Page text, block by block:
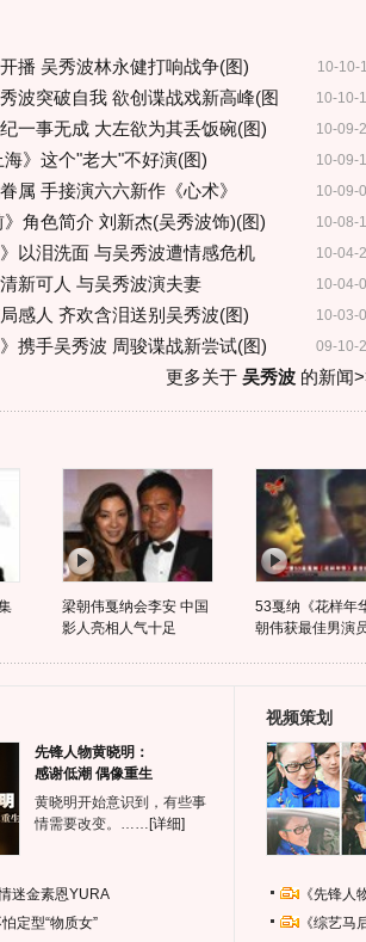
10-10-
播 吴秀波林永健打响战争(图)
10-10-
波突破自我 欲创谍战戏新高峰(图
10-09-
一事无成 大左欲为其丢饭碗(图)
10-09-
》这个"老大"不好演(图)
10-09-
属 手接演六六新作《心术》
10-08-
角色简介 刘新杰(吴秀波饰)(图)
10-04-
以泪洗面 与吴秀波遭情感危机
10-04-
新可人 与吴秀波演夫妻
10-03-
感人 齐欢含泪送别吴秀波(图)
09-10-
携手吴秀波 周骏谍战新尝试(图)
更多关于 吴秀波的新闻
梁朝伟戛纳会李安 中国
影人亮相人气十足
53戛纳《花样年
朝伟获最佳男演
先锋人物黄晓明：
感谢低潮 偶像重生
黄晓明开始意识到，有些事
情需要改变。…… [详细]
迷金素恩YURA
定型“物质女”
视频策划
《先锋
《综艺